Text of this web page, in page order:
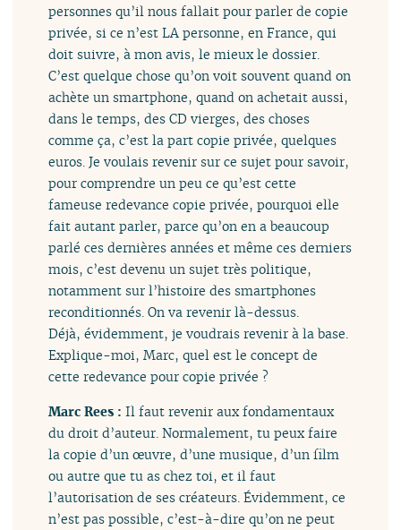
personnes qu’il nous fallait pour parler de copie
privée, si ce n’est LA personne, en France, qui
doit suivre, à mon avis, le mieux le dossier.
C’est quelque chose qu’on voit souvent quand on
achète un smartphone, quand on achetait aussi,
dans le temps, des CD vierges, des choses
comme ça, c’est la part copie privée, quelques
euros. Je voulais revenir sur ce sujet pour savoir,
pour comprendre un peu ce qu’est cette
fameuse redevance copie privée, pourquoi elle
fait autant parler, parce qu’on en a beaucoup
parlé ces dernières années et même ces derniers
mois, c’est devenu un sujet très politique,
notamment sur l’histoire des smartphones
reconditionnés. On va revenir là-dessus.
Déjà, évidemment, je voudrais revenir à la base.
Explique-moi, Marc, quel est le concept de
cette redevance pour copie privée ?
Marc Rees :Il faut revenir aux fondamentaux
du droit d’auteur. Normalement, tu peux faire
la copie d’un œuvre, d’une musique, d’un film
ou autre que tu as chez toi, et il faut
l’autorisation de ses créateurs. Évidemment, ce
n’est pas possible, c’est-à-dire qu’on ne peut